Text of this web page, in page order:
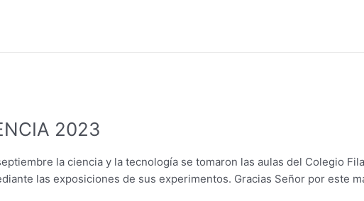
2023
la ciencia y la tecnología se tomaron las aulas del Colegio
las exposiciones de sus experimentos. Gracias Señor por este